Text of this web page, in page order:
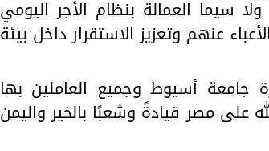
سيما العمالة بنظام الأجر اليومي
عنهم وتعزيز الاستقرار داخل بيئة
جامعة أسيوط وجميع العاملين بها
على مصر قيادةً وشعبًا بالخير واليمن